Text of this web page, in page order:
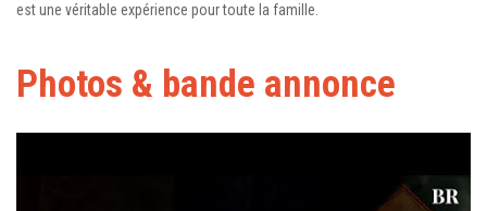
est une véritable expérience pour toute la famille.
Photos & bande annonce